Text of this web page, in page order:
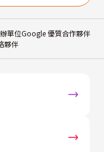
單位Google 優質合作夥伴
夥伴